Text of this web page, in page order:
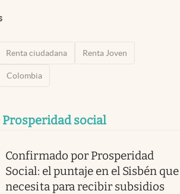
Renta ciudadana Renta Joven
Colombia
Prosperidad social
Confirmado por Prosperidad
Social: el puntaje en el Sisbén que
necesita para recibir subsidios